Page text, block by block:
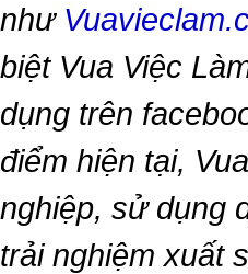
như
biệt Vua Việc
dụng trên
điểm hiện tại,
nghiệp, sử dụng
trải nghiệm xuất